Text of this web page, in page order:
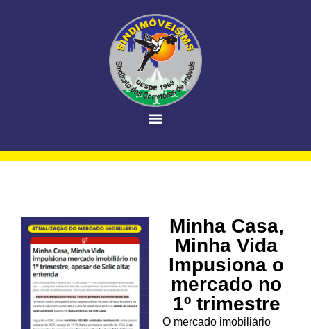
Minha Casa,
Minha Vida
Impusiona o
mercado no
1º trimestre
O mercado imobiliário